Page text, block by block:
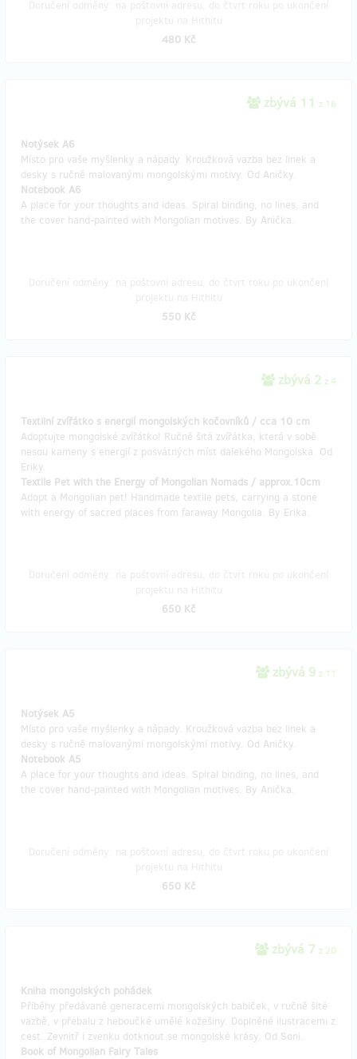
480 Kč
zbývá 11 z 16
Notýsek A6
Místo pro vaše myšlenky a nápady. Kroužková vazba bez linek a
desky s ručně malovanými mongolskými motivy. Od Aničky.
Notebook A6
A place for your thoughts and ideas. Spiral binding, no lines, and
the cover hand-painted with Mongolian motives. By Anička.
550 Kč
zbývá 2 z 4
Textilní zvířátko s energií mongolských kočovníků / cca 10 cm
Adoptujte mongolské zvířátko! Ručně šitá zvířátka, která v sobě
nesou kameny s energií z posvátných míst dalekého Mongolska. Od
Eriky.
Textile Pet with the Energy of Mongolian Nomads / approx.10cm
Adopt a Mongolian pet! Handmade textile pets, carrying a stone
with energy of sacred places from faraway Mongolia. By Erika.
650 Kč
zbývá 9 z 11
Notýsek A5
Místo pro vaše myšlenky a nápady. Kroužková vazba bez linek a
desky s ručně malovanými mongolskými motivy. Od Aničky.
Notebook A5
A place for your thoughts and ideas. Spiral binding, no lines, and
the cover hand-painted with Mongolian motives. By Anička.
650 Kč
zbývá 7 z 20
Kniha mongolských pohádek
Příběhy předávané generacemi mongolských babiček, v ručně šité
vazbě, v přebalu z heboučké umělé kožešiny. Doplněné ilustracemi z
cest. Zevnitř i zvenku dotknout se mongolské krásy. Od Soni.
Book of Mongolian Fairy Tales